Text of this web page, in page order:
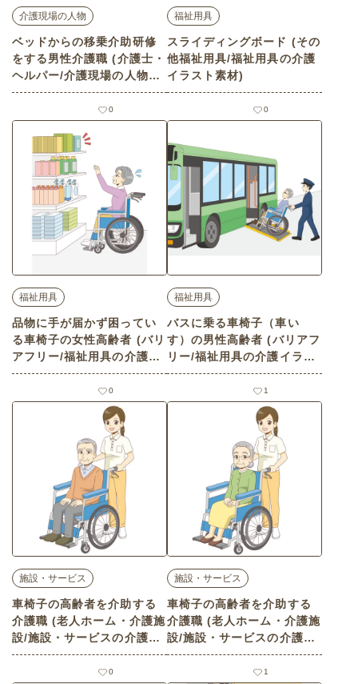
介護現場の人物
ベッドからの移乗介助研修
をする男性介護職 (介護士・
ヘルパー/介護現場の人物の
介護イラスト素材)
0
福祉用具
スライディングボード (その
他福祉用具/福祉用具の介護
イラスト素材)
0
福祉用具
品物に手が届かず困ってい
る車椅子の女性高齢者 (バリ
アフリー/福祉用具の介護イ
ラスト素材)
0
福祉用具
バスに乗る車椅子（車い
す）の男性高齢者 (バリアフ
リー/福祉用具の介護イラス
ト素材)
1
施設・サービス
車椅子の高齢者を介助する
介護職 (老人ホーム・介護施
設/施設・サービスの介護イ
ラスト素材)
0
施設・サービス
車椅子の高齢者を介助する
介護職 (老人ホーム・介護施
設/施設・サービスの介護イ
ラスト素材)
1